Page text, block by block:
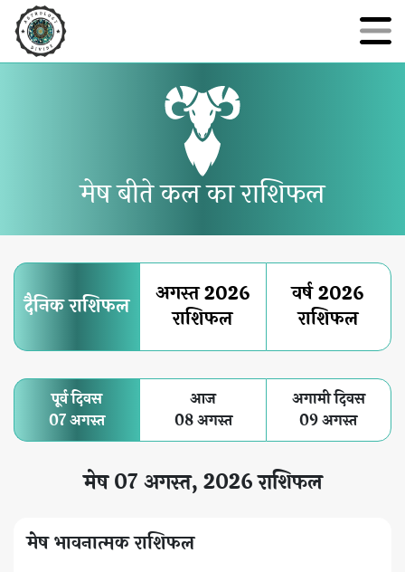
मेष बीते कल का राशिफल
दैनिक राशिफल
अगस्त 2026
राशिफल
वर्ष 2026
राशिफल
पूर्व दिवस
07 अगस्त
आज
08 अगस्त
अगामी दिवस
09 अगस्त
मेष 07 अगस्त, 2026 राशिफल
मेष भावनात्मक राशिफल